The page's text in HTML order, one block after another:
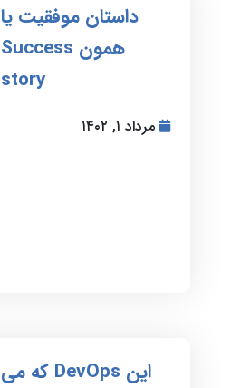
داستان موفقیت یا
همون Success
story
مرداد ۱, ۱۴۰۲
این DevOps که می